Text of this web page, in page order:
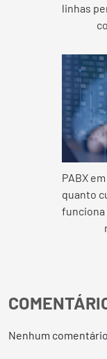
linhas
PABX
quanto
funciona
Nenhum